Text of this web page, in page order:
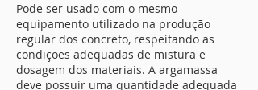
Pode ser usado com o mesmo
equipamento utilizado na produção
regular dos concreto, respeitando as
condições adequadas de mistura e
dosagem dos materiais. A argamassa
deve possuir uma quantidade adequada